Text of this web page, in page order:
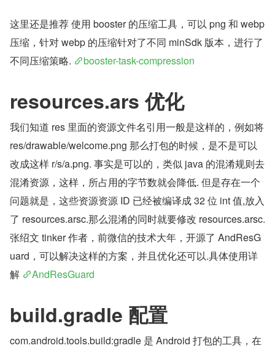
这里还是推荐 使用 booster 的压缩工具，可以 png 和 webp
压缩，针对 webp 的压缩针对了不同 minSdk 版本，进行了
不同压缩策略.
booster-task-compression
resources.ars 优化
我们知道 res 里面的资源文件名引用一般是这样的，例如将
res/drawable/welcome.png 那么打包的时候，是不是可以
改成这样 r/s/a.png. 事实是可以的，类似 java 的混淆规则去
混淆资源，这样，所占用的字节数就会降低. 但是存在一个
问题就是，这些资源资源 ID 已经被编译成 32 位 int 值,放入
了 resources.arsc.那么混淆的同时就要修改 resources.arsc.
张绍文 tinker 作者，前微信的技术大年，开源了 AndResG
uard，可以解决这样的方案，并且优化还可以.具体使用详
解
AndResGuard
build.gradle 配置
com.android.tools.build:gradle 是 Android 打包的工具，在